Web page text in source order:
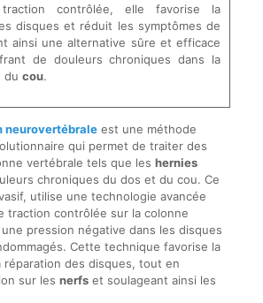
contrôlée, elle favorise la
disques et réduit les symptômes de
ainsi une alternative sûre et efficace
de douleurs chroniques dans la
cou.
neurovertébraleest une méthode
qui permet de traiter des
vertébrale tels que les hernies
chroniques du dos et du cou. Ce
utilise une technologie avancée
traction contrôlée sur la colonne
pression négative dans les disques
Cette technique favorise la
réparation des disques, tout en
sur les nerfset soulageant ainsi les